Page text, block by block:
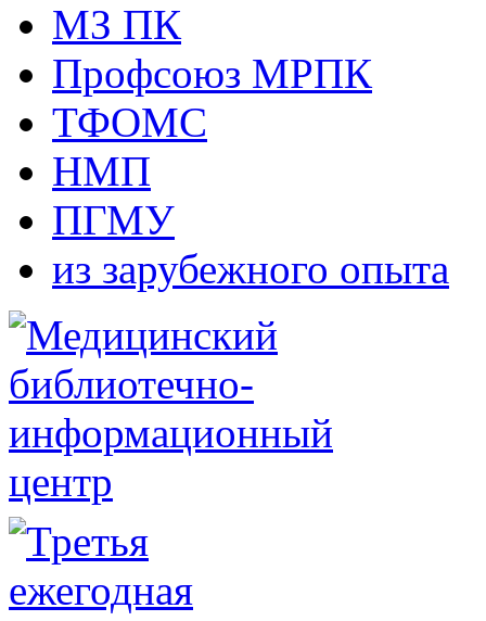
МЗ ПК
Профсоюз МРПК
ТФОМС
НМП
ПГМУ
из зарубежного опыта